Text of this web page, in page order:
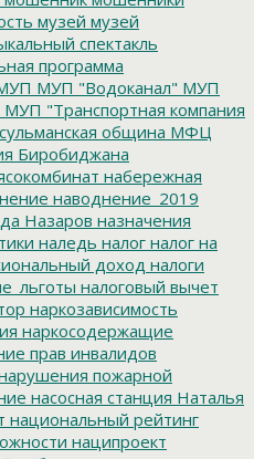
музей музей
спектакль
программа
МУП "Водоканал" МУП
МУП "Транспортная компания
община МФЦ
Биробиджана
набережная
наводнение_2019
Назаров назначения
наледь налог налог на
доход налоги
налоговый вычет
наркозависимость
наркосодержащие
прав инвалидов
пожарной
насосная станция Наталья
национальный рейтинг
наципроект